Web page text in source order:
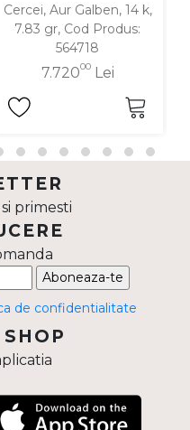
Cercei, Aur Galben, 14 k,
7.83 gr, Cod Produs:
564718
7.72000Lei
primesti
Aboneaza-te
de confidentialitate